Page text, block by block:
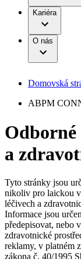
Řešení
Terapie
Onemocnění
B. Braun
Naše kultura
Vaše příležitost​
Nabídky
Objevte své
práce​ pro
Média
Kontakt
Odpovědnost
Média
Kontakt
Kariéra
O nás
Domovská
ABPM
Odborné
a
Tyto stránky jsou
nikoliv pro laickou
léčivech a
Informace jsou
předepisovat, nebo
zdravotnické
reklamy, v platném
zákona č. 40/1995